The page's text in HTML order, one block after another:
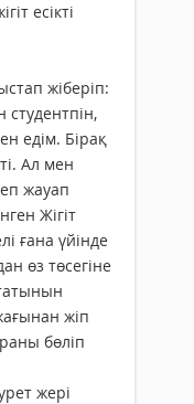
есікті
жіберіп:
студентпін,
едім. Бірақ
Ал мен
жауап
Жігіт
ғана үйінде
өз төсегіне
жіп
бөліп
жері